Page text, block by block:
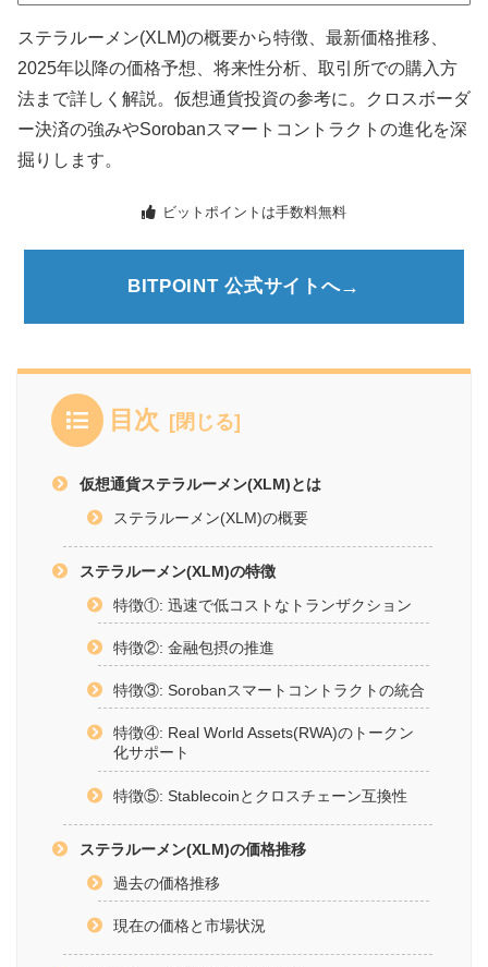
ステラルーメン(XLM)の概要から特徴、最新価格推移、
2025年以降の価格予想、将来性分析、取引所での購入方
法まで詳しく解説。仮想通貨投資の参考に。クロスボーダ
ー決済の強みやSorobanスマートコントラクトの進化を深
掘りします。
ビットポイントは手数料無料
BITPOINT 公式サイトへ
目次
仮想通貨ステラルーメン(XLM)とは
ステラルーメン(XLM)の概要
ステラルーメン(XLM)の特徴
特徴①: 迅速で低コストなトランザクション
特徴②: 金融包摂の推進
特徴③: Sorobanスマートコントラクトの統合
特徴④: Real World Assets(RWA)のトークン
化サポート
特徴⑤: Stablecoinとクロスチェーン互換性
ステラルーメン(XLM)の価格推移
過去の価格推移
現在の価格と市場状況